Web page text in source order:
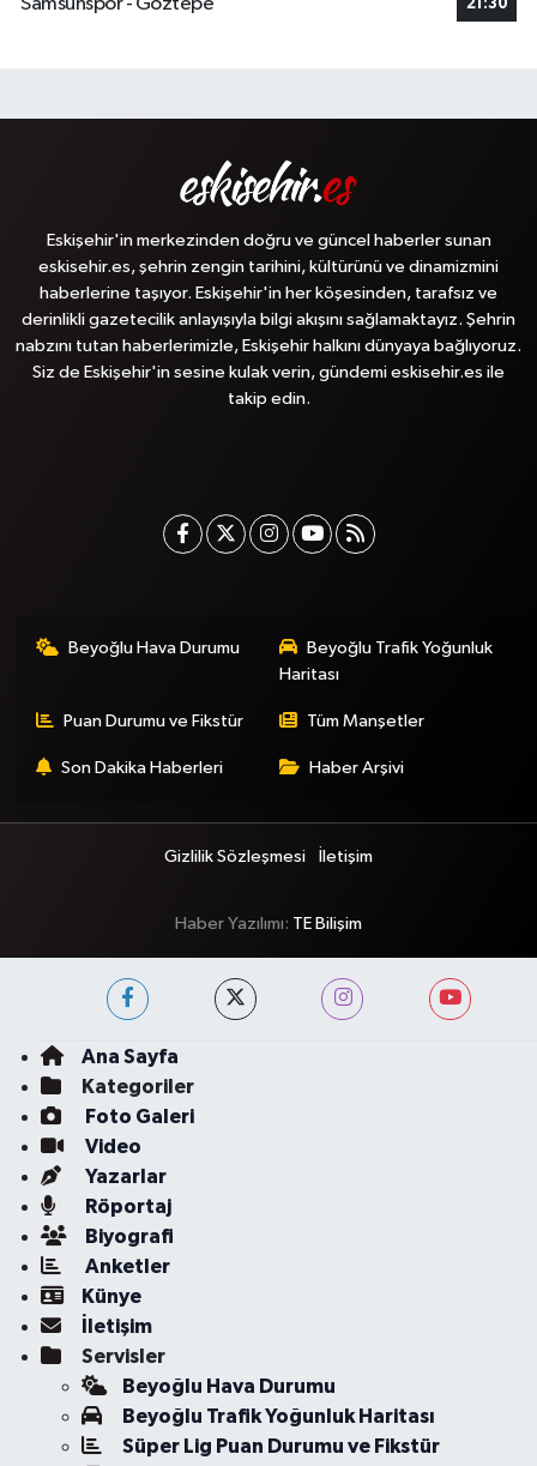
Samsunspor - Göztepe
21:30
Eskişehir'in merkezinden doğru ve güncel haberler sunan
eskisehir.es, şehrin zengin tarihini, kültürünü ve dinamizmini
haberlerine taşıyor. Eskişehir'in her köşesinden, tarafsız ve
derinlikli gazetecilik anlayışıyla bilgi akışını sağlamaktayız. Şehrin
nabzını tutan haberlerimizle, Eskişehir halkını dünyaya bağlıyoruz.
Siz de Eskişehir'in sesine kulak verin, gündemi eskisehir.es ile
takip edin.
Beyoğlu Hava Durumu
Beyoğlu Trafik Yoğunluk
Haritası
Puan Durumu ve Fikstür Tüm Manşetler
Son Dakika Haberleri Haber Arşivi
Gizlilik Sözleşmesi İletişim
Haber Yazılımı: TE Bilişim
Ana Sayfa
Kategoriler
Foto Galeri
Video
Yazarlar
Röportaj
Biyografi
Anketler
Künye
İletişim
Servisler
Beyoğlu Hava Durumu
Beyoğlu Trafik Yoğunluk Haritası
Süper Lig Puan Durumu ve Fikstür